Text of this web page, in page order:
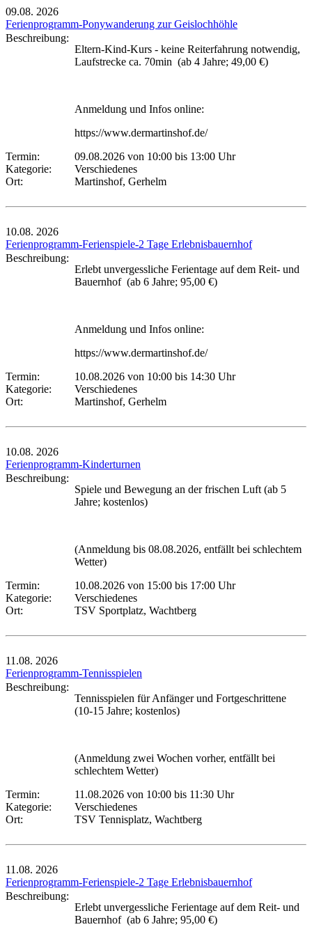
09.08. 2026
Ferienprogramm-Ponywanderung zur Geislochhöhle
Beschreibung:
Eltern-Kind-Kurs - keine Reiterfahrung notwendig,
Laufstrecke ca. 70min (ab 4 Jahre; 49,00 €)
Anmeldung und Infos online:
https://www.dermartinshof.de/
Termin:
09.08.2026 von 10:00 bis 13:00 Uhr
Kategorie:
Verschiedenes
Ort:
Martinshof, Gerhelm
10.08. 2026
Ferienprogramm-Ferienspiele-2 Tage Erlebnisbauernhof
Beschreibung:
Erlebt unvergessliche Ferientage auf dem Reit- und
Bauernhof (ab 6 Jahre; 95,00 €)
Anmeldung und Infos online:
https://www.dermartinshof.de/
Termin:
10.08.2026 von 10:00 bis 14:30 Uhr
Kategorie:
Verschiedenes
Ort:
Martinshof, Gerhelm
10.08. 2026
Ferienprogramm-Kinderturnen
Beschreibung:
Spiele und Bewegung an der frischen Luft (ab 5
Jahre; kostenlos)
(Anmeldung bis 08.08.2026, entfällt bei schlechtem
Wetter)
Termin:
10.08.2026 von 15:00 bis 17:00 Uhr
Kategorie:
Verschiedenes
Ort:
TSV Sportplatz, Wachtberg
11.08. 2026
Ferienprogramm-Tennisspielen
Beschreibung:
Tennisspielen für Anfänger und Fortgeschrittene
(10-15 Jahre; kostenlos)
(Anmeldung zwei Wochen vorher, entfällt bei
schlechtem Wetter)
Termin:
11.08.2026 von 10:00 bis 11:30 Uhr
Kategorie:
Verschiedenes
Ort:
TSV Tennisplatz, Wachtberg
11.08. 2026
Ferienprogramm-Ferienspiele-2 Tage Erlebnisbauernhof
Beschreibung:
Erlebt unvergessliche Ferientage auf dem Reit- und
Bauernhof (ab 6 Jahre; 95,00 €)